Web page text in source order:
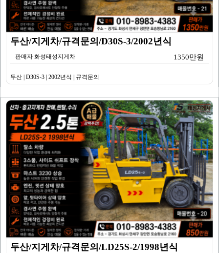
두산/지게차/규격문의/D30S-3/2002년식
판매자 화성태성지게차 1350만원
두산 | D30S-3 | 2002년식 | 규격문의
두산/지게차/규격문의/LD25S-2/1998년식